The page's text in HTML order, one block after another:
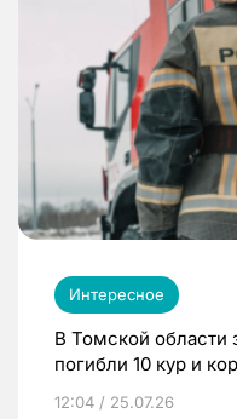
Интересное
В Томской области
погибли 10 кур и
12:04 / 25.07.26